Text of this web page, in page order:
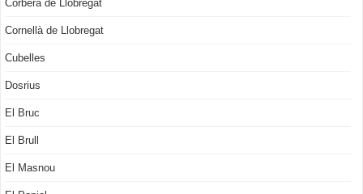
Corbera de Llobregat
Cornellà de Llobregat
Cubelles
Dosrius
El Bruc
El Brull
El Masnou